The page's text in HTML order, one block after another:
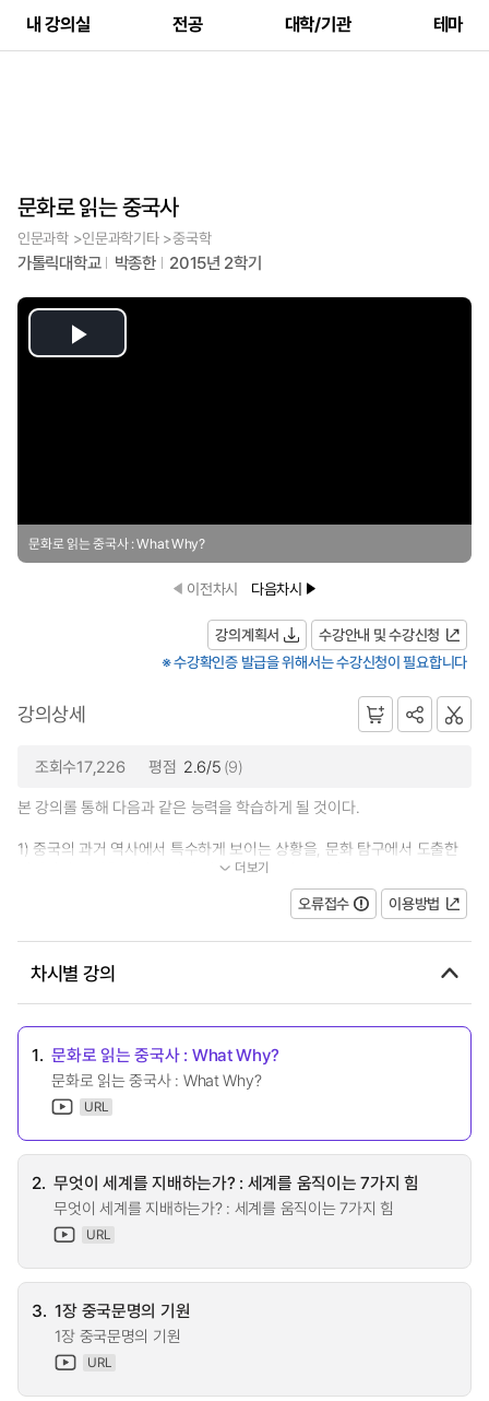
내 강의실 전공 대학/기관 테마
문화로 읽는 중국사
인문과학 >인문과학기타 >중국학
가톨릭대학교 박종한 2015년 2학기
Play
문화로 읽는 중국사 : What Why?
이전차시 다음차시
강의계획서
수강안내 및 수강신청
※ 수강확인증 발급을 위해서는 수강신청이 필요합니다
강의상세
조회수17,226 평점 2.6/5 (9)
본 강의롤 통해 다음과 같은 능력을 학습하게 될 것이다.
1) 중국의 과거 역사에서 특수하게 보이는 상황을, 문화 탐구에서 도출한
일반적인 모델을 가지고 이해 및 설명할 수 있는 능력을...
더보기
오류접수 이용방법
차시별 강의
1. 문화로 읽는 중국사 : What Why?
문화로 읽는 중국사 : What Why?
URL
2. 무엇이 세계를 지배하는가? : 세계를 움직이는 7가지 힘
무엇이 세계를 지배하는가? : 세계를 움직이는 7가지 힘
URL
3. 1장 중국문명의 기원
1장 중국문명의 기원
URL